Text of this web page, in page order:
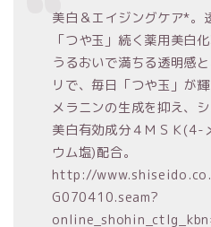
美白＆エイジングケア*。
「つや玉」続く薬用美白化
うるおいで満ちる透明感
リで、毎日「つや玉」が輝
メラニンの生成を抑え、
美白有効成分４ＭＳＫ(4-
ウム塩)配合。
http://
G070410.seam?